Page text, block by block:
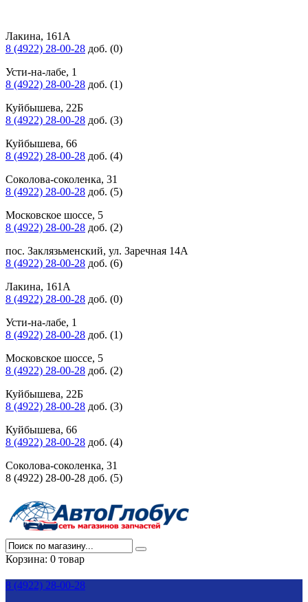
Лакина, 161А
8 (4922) 28-00-28 доб. (0)
Усти-на-лабе, 1
8 (4922) 28-00-28 доб. (1)
Куйбышева, 22Б
8 (4922) 28-00-28 доб. (3)
Куйбышева, 66
8 (4922) 28-00-28 доб. (4)
Соколова-соколенка, 31
8 (4922) 28-00-28 доб. (5)
Московское шоссе, 5
8 (4922) 28-00-28 доб. (2)
пос. Заклязьменский, ул. Заречная 14А
8 (4922) 28-00-28 доб. (6)
Лакина, 161А
8 (4922) 28-00-28 доб. (0)
Усти-на-лабе, 1
8 (4922) 28-00-28 доб. (1)
Московское шоссе, 5
8 (4922) 28-00-28 доб. (2)
Куйбышева, 22Б
8 (4922) 28-00-28 доб. (3)
Куйбышева, 66
8 (4922) 28-00-28 доб. (4)
Соколова-соколенка, 31
8 (4922) 28-00-28 доб. (5)
Корзина: 0 товар
8 (4922) 28-00-28